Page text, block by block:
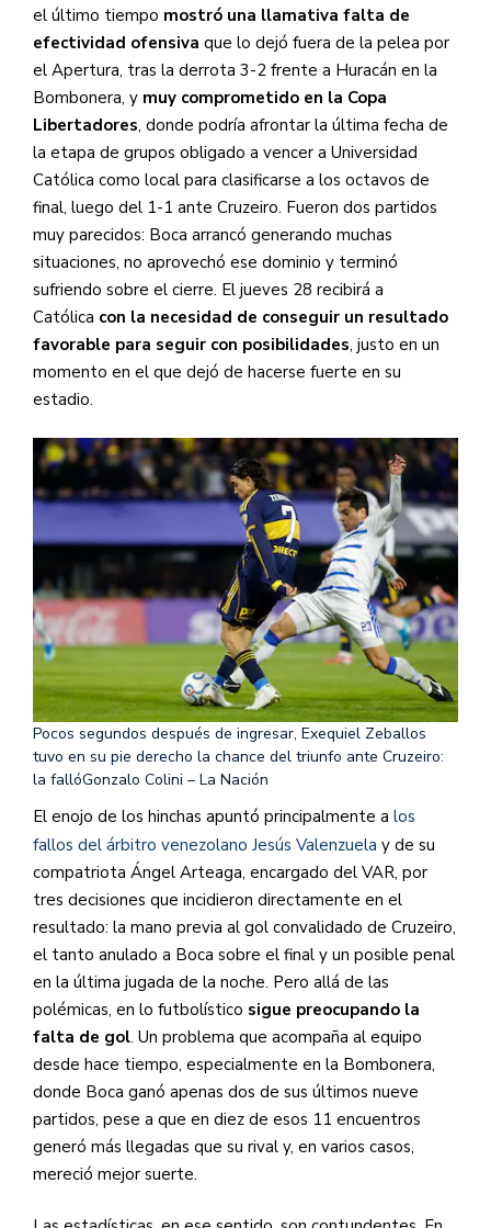
el último tiempo mostró una llamativa falta de
efectividad ofensiva que lo dejó fuera de la pelea por
el Apertura, tras la derrota 3-2 frente a Huracán en la
Bombonera, y muy comprometido en la Copa
Libertadores, donde podría afrontar la última fecha de
la etapa de grupos obligado a vencer a Universidad
Católica como local para clasificarse a los octavos de
final, luego del 1-1 ante Cruzeiro. Fueron dos partidos
muy parecidos: Boca arrancó generando muchas
situaciones, no aprovechó ese dominio y terminó
sufriendo sobre el cierre. El jueves 28 recibirá a
Católica con la necesidad de conseguir un resultado
favorable para seguir con posibilidades, justo en un
momento en el que dejó de hacerse fuerte en su
estadio.
Pocos segundos después de ingresar, Exequiel Zeballos
tuvo en su pie derecho la chance del triunfo ante Cruzeiro:
la fallóGonzalo Colini – La Nación
El enojo de los hinchas apuntó principalmente a los
fallos del árbitro venezolano Jesús Valenzuela y de su
compatriota Ángel Arteaga, encargado del VAR, por
tres decisiones que incidieron directamente en el
resultado: la mano previa al gol convalidado de Cruzeiro,
el tanto anulado a Boca sobre el final y un posible penal
en la última jugada de la noche. Pero allá de las
polémicas, en lo futbolístico sigue preocupando la
falta de gol. Un problema que acompaña al equipo
desde hace tiempo, especialmente en la Bombonera,
donde Boca ganó apenas dos de sus últimos nueve
partidos, pese a que en diez de esos 11 encuentros
generó más llegadas que su rival y, en varios casos,
mereció mejor suerte.